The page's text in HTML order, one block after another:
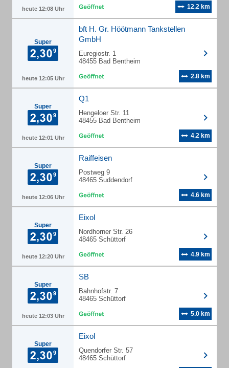
heute 12:08 Uhr 12.2 km
Super
heute 12:05 Uhr
bft H. Gr. Höötmann Tankstellen
GmbH
Euregiostr. 1
48455 Bad Bentheim
2.8 km
Super
heute 12:01 Uhr
Q1
Hengeloer Str. 11
48455 Bad Bentheim
4.2 km
Super
heute 12:06 Uhr
Raiffeisen
Postweg 9
48465 Suddendorf
4.6 km
Super
heute 12:20 Uhr
Eixol
Nordhorner Str. 26
48465 Schüttorf
4.9 km
Super
heute 12:03 Uhr
SB
Bahnhofstr. 7
48465 Schüttorf
5.0 km
Super
Eixol
Quendorfer Str. 57
48465 Schüttorf